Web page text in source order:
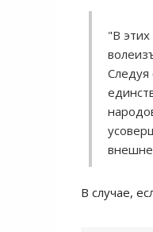
"В
Следуя
В случае,